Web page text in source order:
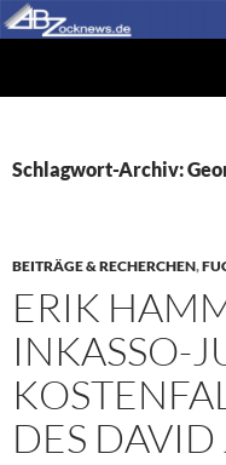
Zum
Inhalt
Schlagwort-Archiv:
BEITRÄGE & RECHERCHEN,
ERIK
INKASSO-
DES